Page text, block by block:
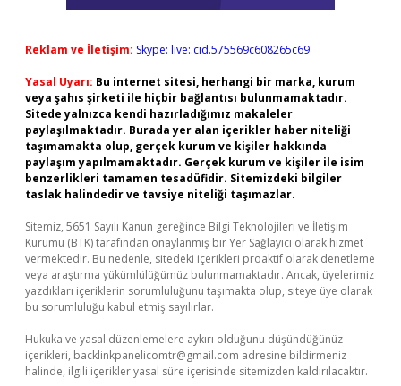
Reklam ve İletişim: Skype: live:.cid.575569c608265c69
Yasal Uyarı: Bu internet sitesi, herhangi bir marka, kurum
veya şahıs şirketi ile hiçbir bağlantısı bulunmamaktadır.
Sitede yalnızca kendi hazırladığımız makaleler
paylaşılmaktadır. Burada yer alan içerikler haber niteliği
taşımamakta olup, gerçek kurum ve kişiler hakkında
paylaşım yapılmamaktadır. Gerçek kurum ve kişiler ile isim
benzerlikleri tamamen tesadüfidir. Sitemizdeki bilgiler
taslak halindedir ve tavsiye niteliği taşımazlar.
Sitemiz, 5651 Sayılı Kanun gereğince Bilgi Teknolojileri ve İletişim
Kurumu (BTK) tarafından onaylanmış bir Yer Sağlayıcı olarak hizmet
vermektedir. Bu nedenle, sitedeki içerikleri proaktif olarak denetleme
veya araştırma yükümlülüğümüz bulunmamaktadır. Ancak, üyelerimiz
yazdıkları içeriklerin sorumluluğunu taşımakta olup, siteye üye olarak
bu sorumluluğu kabul etmiş sayılırlar.
Hukuka ve yasal düzenlemelere aykırı olduğunu düşündüğünüz
içerikleri, backlinkpanelicomtr@gmail.com adresine bildirmeniz
halinde, ilgili içerikler yasal süre içerisinde sitemizden kaldırılacaktır.